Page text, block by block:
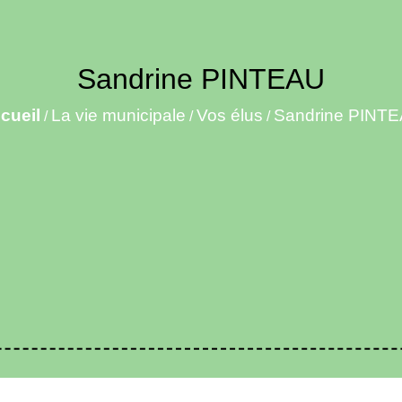
Sandrine PINTEAU
/ La vie municipale /Vos élus / Sandrine